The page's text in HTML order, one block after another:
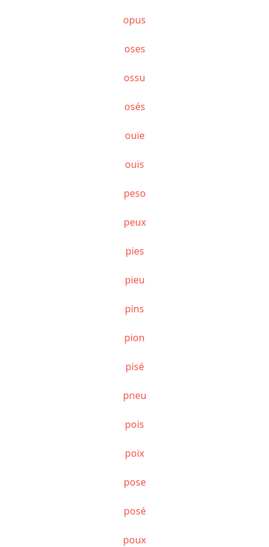
opus
oses
ossu
osés
ouïe
ouïs
peso
peux
pies
pieu
pins
pion
pisé
pneu
pois
poix
pose
posé
poux